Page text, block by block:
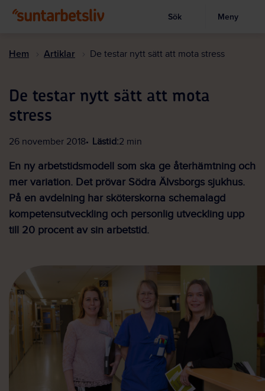
till
Visa sökruta
Sök Meny
Hem Artiklar De testar nytt sätt att mota stress
De testar nytt sätt att mota
stress
26 november 2018 Lästid:2 min
En ny arbetstidsmodell som ska ge återhämtning och
mer variation. Det prövar Södra Älvsborgs sjukhus.
På en avdelning har sköterskorna schemalagd
kompetens­utveckling och personlig utveckling upp
till 20 procent av sin arbetstid.